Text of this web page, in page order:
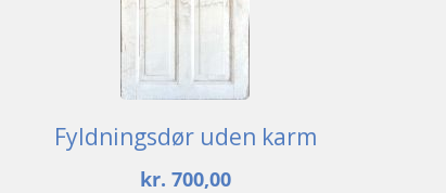
Fyldningsdør uden karm
kr. 700,00